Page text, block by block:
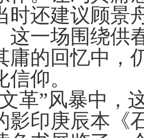
时还建议顾景
这一场围绕供
庸的回忆中，
仰。
”风暴中，这
影印庚辰本《